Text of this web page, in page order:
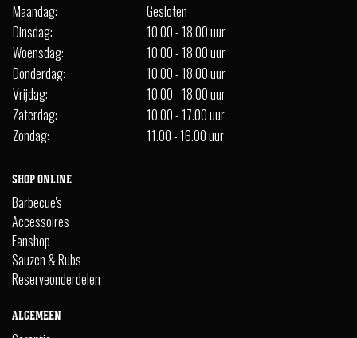
Maandag:
Gesloten
Dinsdag:
10.00 - 18.00 uur
Woensdag:
10.00 - 18.00 uur
Donderdag:
10.00 - 18.00 uur
Vrijdag:
10.00 - 18.00 uur
Zaterdag:
10.00 - 17.00 uur
Zondag:
11.00 - 16.00 uur
SHOP ONLINE
Barbecue's
Accessoires
Fanshop
Sauzen & Rubs
Reserveonderdelen
ALGEMEEN